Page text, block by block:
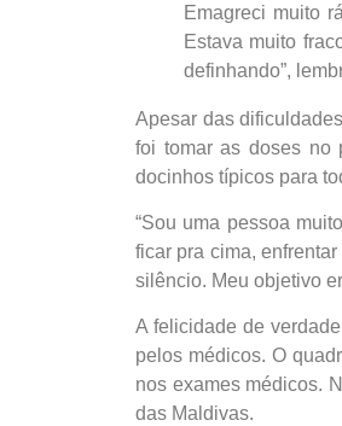
Emagreci muito
Estava muito
definhando”,
Apesar das
foi tomar as doses no
docinhos típicos para
“Sou uma pessoa
ficar pra cima,
silêncio. Meu objetivo
A felicidade de
pelos médicos. O
nos exames médicos.
das Maldivas.